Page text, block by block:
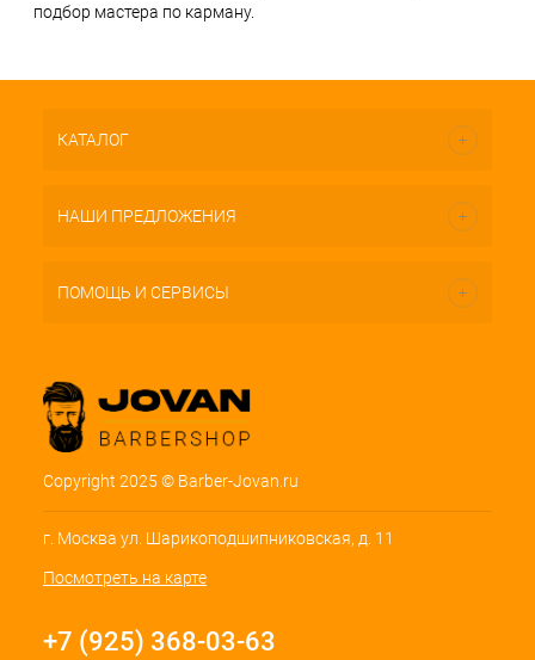
подбор мастера по карману.
КАТАЛОГ
НАШИ ПРЕДЛОЖЕНИЯ
ПОМОЩЬ И СЕРВИСЫ
Copyright 2025 © Barber-Jovan.ru
г. Москва ул. Шарикоподшипниковская, д. 11
Посмотреть на карте
+7 (925) 368-03-63